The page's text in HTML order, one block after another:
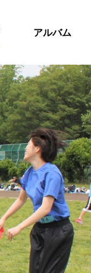
アルバム